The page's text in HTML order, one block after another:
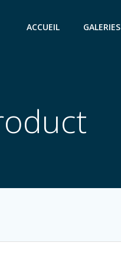
ACCUEIL GALERIES